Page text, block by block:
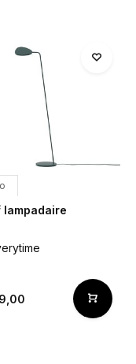
lampadaire